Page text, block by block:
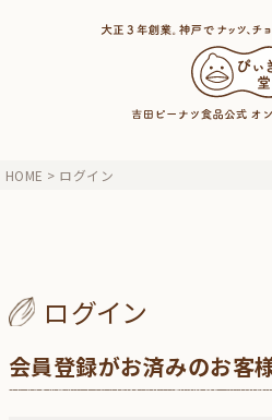
HOME ログイン
ログイン
会員登録がお済みのお客